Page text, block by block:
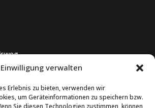
Einwilligung verwalten
Erlebnis zu bieten, verwenden wir
um Geräteinformationen zu speichern bzw.
Sie diesen Technologien zustimmen, können
16